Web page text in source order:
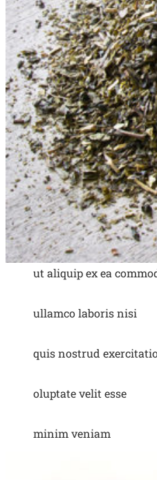
ut aliquip ex ea
ullamco laboris nisi
quis nostrud
oluptate velit esse
minim veniam